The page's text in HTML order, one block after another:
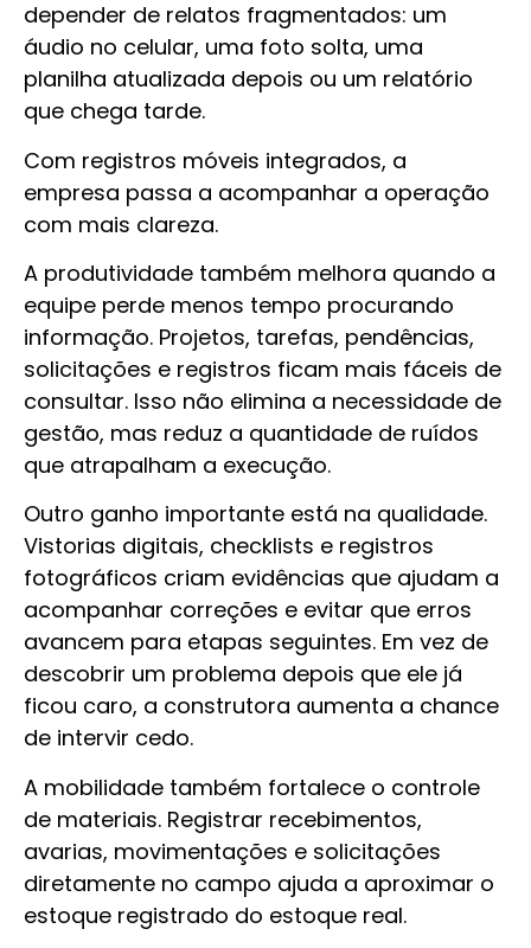
depender de relatos fragmentados: um
áudio no celular, uma foto solta, uma
planilha atualizada depois ou um relatório
que chega tarde.
Com registros móveis integrados, a
empresa passa a acompanhar a operação
com mais clareza.
A produtividade também melhora quando a
equipe perde menos tempo procurando
informação. Projetos, tarefas, pendências,
solicitações e registros ficam mais fáceis de
consultar. Isso não elimina a necessidade de
gestão, mas reduz a quantidade de ruídos
que atrapalham a execução.
Outro ganho importante está na qualidade.
Vistorias digitais, checklists e registros
fotográficos criam evidências que ajudam a
acompanhar correções e evitar que erros
avancem para etapas seguintes. Em vez de
descobrir um problema depois que ele já
ficou caro, a construtora aumenta a chance
de intervir cedo.
A mobilidade também fortalece o controle
de materiais. Registrar recebimentos,
avarias, movimentações e solicitações
diretamente no campo ajuda a aproximar o
estoque registrado do estoque real.